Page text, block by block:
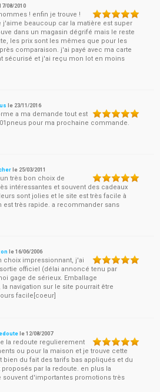
08/2010
! enfin je trouve !
beaucoup car la matière est super
dans un magasin dégrifé mais le reste
les prix sont les mêmes que pour les
comparaison. j'ai payé avec ma carte
sécurisé et j'ai reçu mon lot en moins
le 23/11/2016
a ma demande tout est
pour ma prochaine commande.
le 25/03/2011
très bon choix de
intéressantes et souvent des cadeaux
sont jolies et le site est très facile à
est très rapide. a recommander sans
le16/06/2006
choix impressionnant, j'ai
officiel (délai annoncé tenu par
gage de sérieux. Emballage
navigation sur le site pourrait être
facile[coeur]
le12/08/2007
la redoute regulierement
ou pour la maison et je trouve cette
du fait des tarifs bas appliqués et du
par la redoute. en plus la
d'importantes promotions très